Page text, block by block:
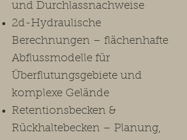
und Durchlassnachweise
2d-Hydraulische
Berechnungen – flächenhafte
Abflussmodelle für
Überflutungsgebiete und
komplexe Gelände
Retentionsbecken &
Rückhaltebecken – Planung,